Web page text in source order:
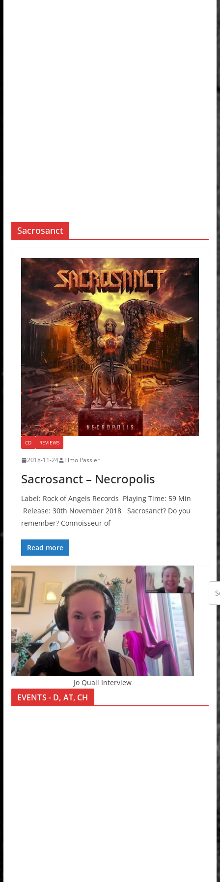
Sacrosanct
CD REVIEWS
2018-11-24 Timo Pässler
Sacrosanct – Necropolis
Label: Rock of Angels Records Playing Time: 59 Min
Release: 30th November 2018 Sacrosanct? Do you
remember? Connoisseur of
Read more
Jo Quail Interview
EVENTS - D, AT, CH